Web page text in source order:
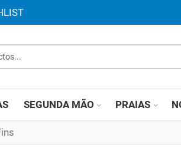
SEGUNDA MÃO PRAIAS